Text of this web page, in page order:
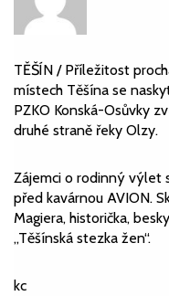
TĚŠÍN / Příležitost
místech Těšína se
PZKO Konská-Osůvky
druhé straně řeky Olzy.
Zájemci o rodinný výlet
před kavárnou AVION.
Magiera, historička,
„Těšínská stezka žen“.
kc